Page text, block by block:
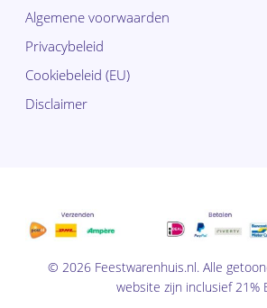
Subtotaal:
Bekijk
winkelwagen
Algemene voorwaarden
Privacybeleid
Cookiebeleid (EU)
Disclaimer
© 2026 Feestwarenhuis.nl. Alle
website zijn inclusief 21%